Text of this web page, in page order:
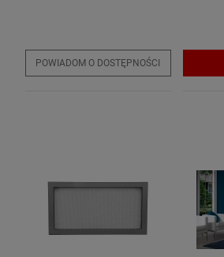
POWIADOM O DOSTĘPNOŚCI